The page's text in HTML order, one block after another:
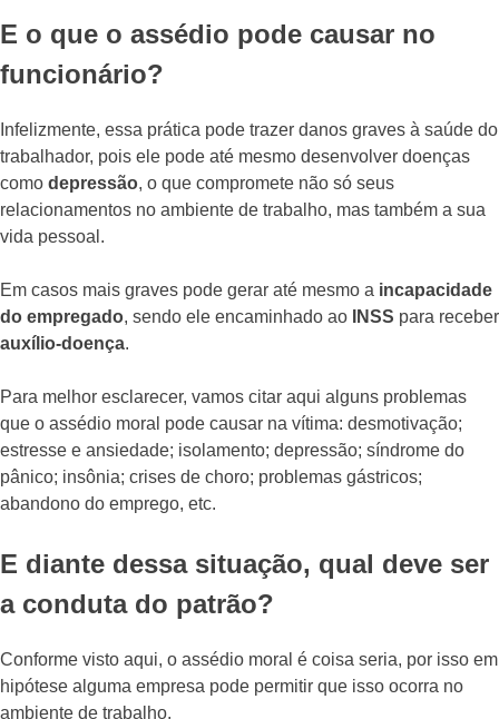
E o que o assédio pode causar no
funcionário?
Infelizmente, essa prática pode trazer danos graves à saúde do
trabalhador, pois ele pode até mesmo desenvolver doenças
como depressão, o que compromete não só seus
relacionamentos no ambiente de trabalho, mas também a sua
vida pessoal.
Em casos mais graves pode gerar até mesmo a incapacidade
do empregado, sendo ele encaminhado ao INSS para receber
auxílio-doença.
Para melhor esclarecer, vamos citar aqui alguns problemas
que o assédio moral pode causar na vítima: desmotivação;
estresse e ansiedade; isolamento; depressão; síndrome do
pânico; insônia; crises de choro; problemas gástricos;
abandono do emprego, etc.
E diante dessa situação, qual deve ser
a conduta do patrão?
Conforme visto aqui, o assédio moral é coisa seria, por isso em
hipótese alguma empresa pode permitir que isso ocorra no
ambiente de trabalho.